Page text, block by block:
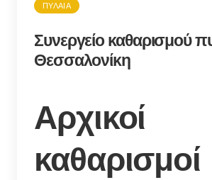
ΠΥΛΑΙΑ
Συνεργείο καθαρισμού
Θεσσαλονίκη
Αρχικοί
καθαρισμοί